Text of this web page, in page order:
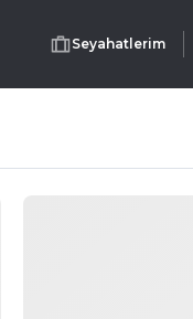
Seyahatlerim